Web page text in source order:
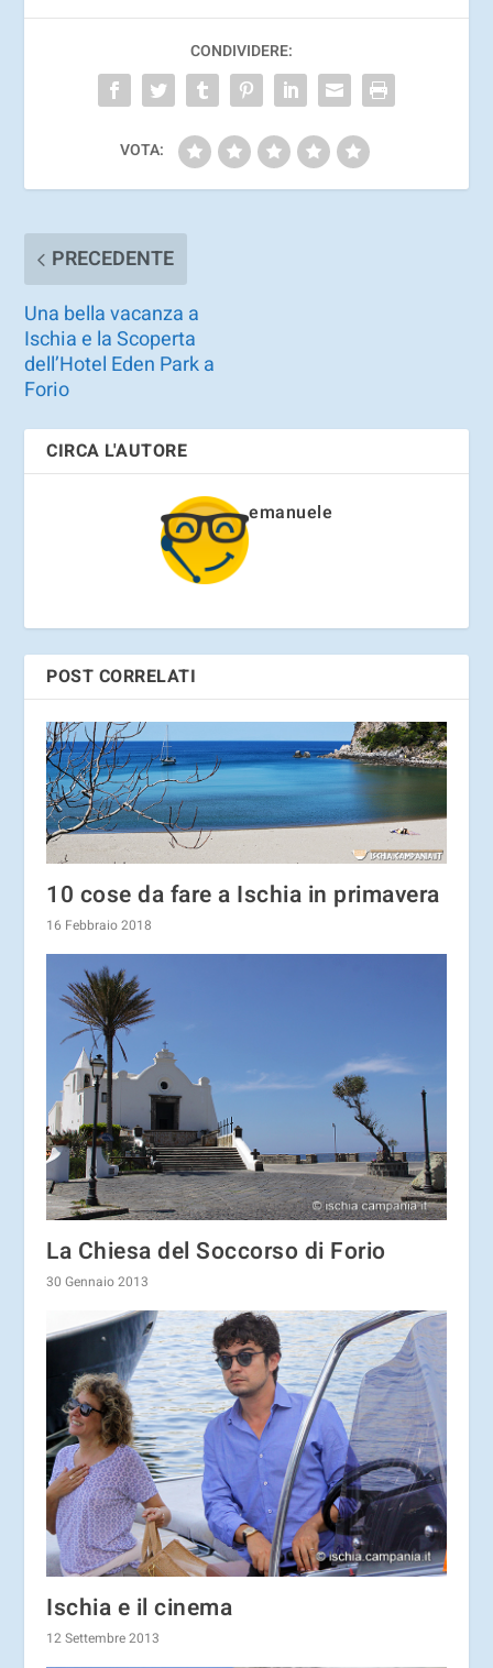
CONDIVIDERE:
VOTA:
PRECEDENTE
Una bella vacanza a
Ischia e la Scoperta
dell’Hotel Eden Park a
Forio
CIRCA L'AUTORE
emanuele
POST CORRELATI
10 cose da fare a Ischia in primavera
16 Febbraio 2018
La Chiesa del Soccorso di Forio
30 Gennaio 2013
Ischia e il cinema
12 Settembre 2013